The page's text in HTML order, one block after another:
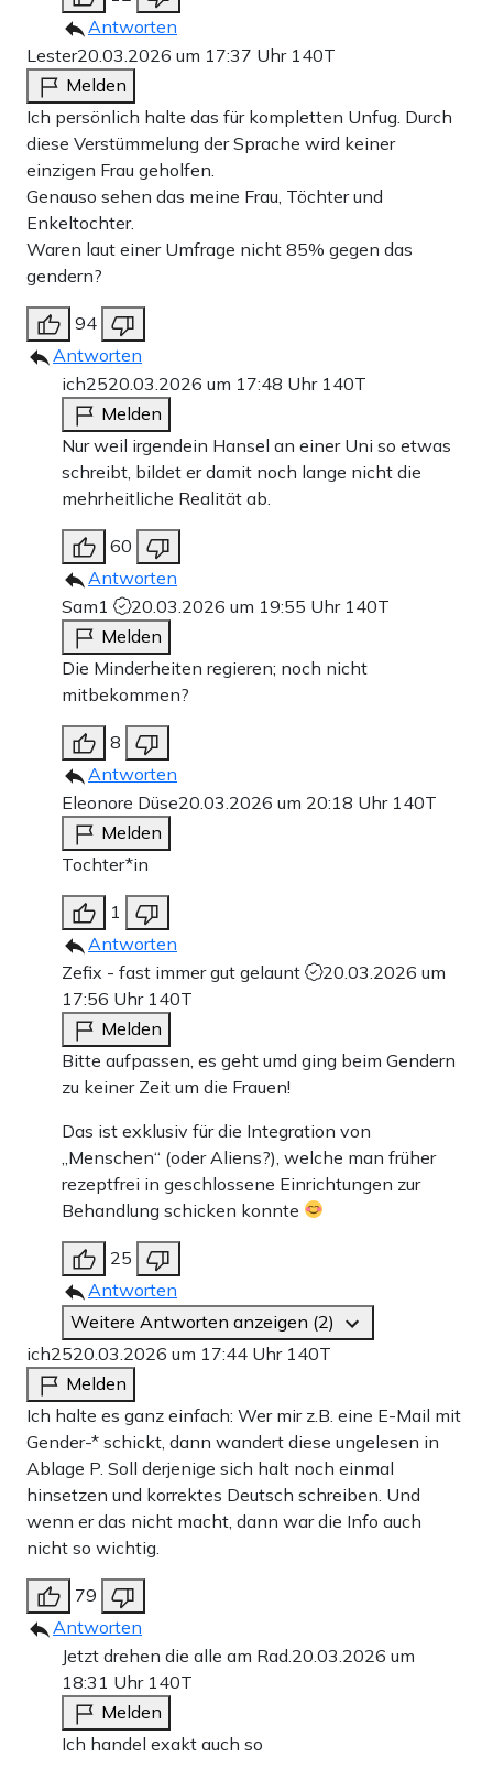
Antworten
Lester20.03.2026 um 17:37 Uhr 140T
Melden
Ich persönlich halte das für kompletten Unfug. Durch
diese Verstümmelung der Sprache wird keiner
einzigen Frau geholfen.
Genauso sehen das meine Frau, Töchter und
Enkeltochter.
Waren laut einer Umfrage nicht 85% gegen das
gendern?
94
Antworten
ich2520.03.2026 um 17:48 Uhr 140T
Melden
Nur weil irgendein Hansel an einer Uni so etwas
schreibt, bildet er damit noch lange nicht die
mehrheitliche Realität ab.
60
Antworten
Sam1
20.03.2026 um 19:55 Uhr 140T
Melden
Die Minderheiten regieren; noch nicht
mitbekommen?
8
Antworten
Eleonore Düse20.03.2026 um 20:18 Uhr 140T
Melden
Tochter*in
1
Antworten
Zefix - fast immer gut gelaunt
20.03.2026 um
17:56 Uhr 140T
Melden
Bitte aufpassen, es geht umd ging beim Gendern
zu keiner Zeit um die Frauen!
Das ist exklusiv für die Integration von
„Menschen“ (oder Aliens?), welche man früher
rezeptfrei in geschlossene Einrichtungen zur
Behandlung schicken konnte
25
Antworten
Weitere Antworten anzeigen (2)
ich2520.03.2026 um 17:44 Uhr 140T
Melden
Ich halte es ganz einfach: Wer mir z.B. eine E-Mail mit
Gender-* schickt, dann wandert diese ungelesen in
Ablage P. Soll derjenige sich halt noch einmal
hinsetzen und korrektes Deutsch schreiben. Und
wenn er das nicht macht, dann war die Info auch
nicht so wichtig.
79
Antworten
Jetzt drehen die alle am Rad. 20.03.2026 um
18:31 Uhr 140T
Melden
Ich handel exakt auch so